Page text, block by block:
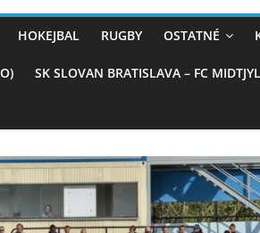
nad
HOKEJBAL RUGBY OSTATNÉ
SK SLOVAN BRATISLAVA – FC